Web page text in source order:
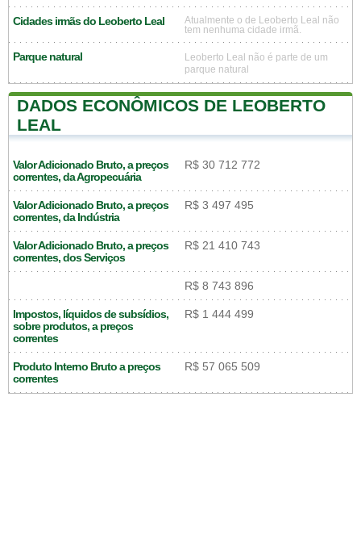
Cidades irmãs do Leoberto Leal
Atualmente o de Leoberto Leal não
tem nenhuma cidade irmã.
Parque natural
Leoberto Leal não é parte de um
parque natural
DADOS ECONÔMICOS DE LEOBERTO
LEAL
Valor Adicionado Bruto, a preços
correntes, da Agropecuária
R$ 30 712 772
Valor Adicionado Bruto, a preços
correntes, da Indústria
R$ 3 497 495
Valor Adicionado Bruto, a preços
correntes, dos Serviços
R$ 21 410 743
R$ 8 743 896
Impostos, líquidos de subsídios,
sobre produtos, a preços
correntes
R$ 1 444 499
Produto Interno Bruto a preços
correntes
R$ 57 065 509